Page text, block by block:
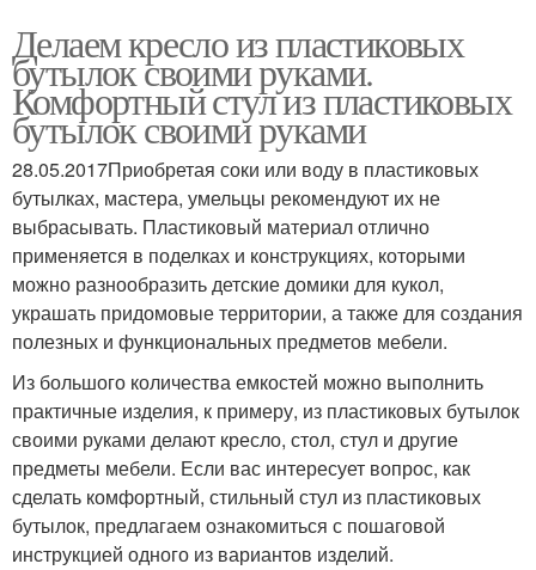
Делаем кресло из пластиковых
бутылок своими руками.
Комфортный стул из пластиковых
бутылок своими руками
28.05.2017Приобретая соки или воду в пластиковых
бутылках, мастера, умельцы рекомендуют их не
выбрасывать. Пластиковый материал отлично
применяется в поделках и конструкциях, которыми
можно разнообразить детские домики для кукол,
украшать придомовые территории, а также для создания
полезных и функциональных предметов мебели.
Из большого количества емкостей можно выполнить
практичные изделия, к примеру, из пластиковых бутылок
своими руками делают кресло, стол, стул и другие
предметы мебели. Если вас интересует вопрос, как
сделать комфортный, стильный стул из пластиковых
бутылок, предлагаем ознакомиться с пошаговой
инструкцией одного из вариантов изделий.